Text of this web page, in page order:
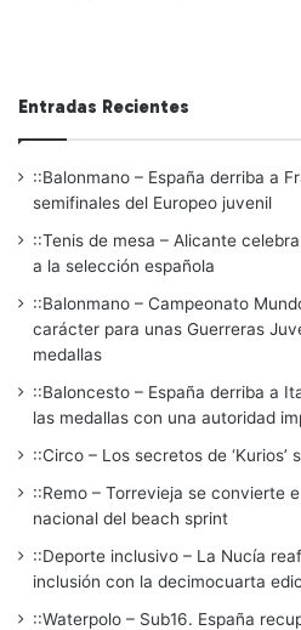
Entradas Recientes
::Balonmano – España derriba a
semifinales del Europeo juvenil
::Tenis de mesa – Alicante
a la selección española
::Balonmano – Campeonato
carácter para unas Guerreras
medallas
::Baloncesto – España derriba a
las medallas con una autoridad
::Circo – Los secretos de ‘Kurios’
::Remo – Torrevieja se convierte
nacional del beach sprint
::Deporte inclusivo – La Nucía
inclusión con la decimocuarta
::Waterpolo – Sub16. España